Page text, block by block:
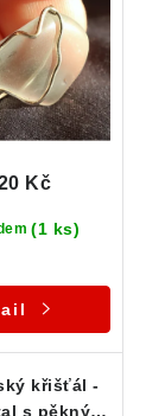
(1 ks)
Kč
křišťál -
s pěkným